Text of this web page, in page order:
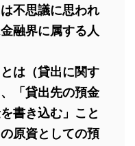
不思議に思われ
融界に属する人
は（貸出に関す
「貸出先の預金
書き込む」こと
原資としての預